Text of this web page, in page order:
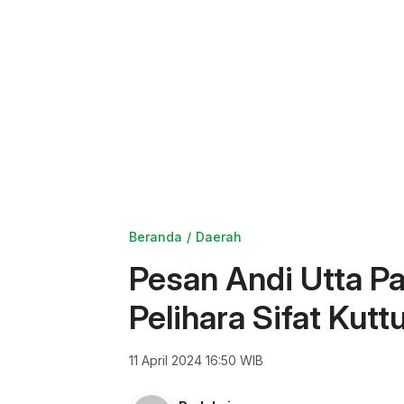
Beranda Daerah
Pesan Andi Utta
Pelihara Sifat
11 April 2024 16:50 WIB